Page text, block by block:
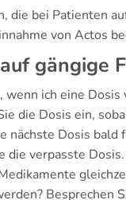
die bei Patienten
von Actos
gängige
wenn ich eine Dosis
die Dosis ein,
nächste Dosis bald
die verpasste Dosis.
Besprechen